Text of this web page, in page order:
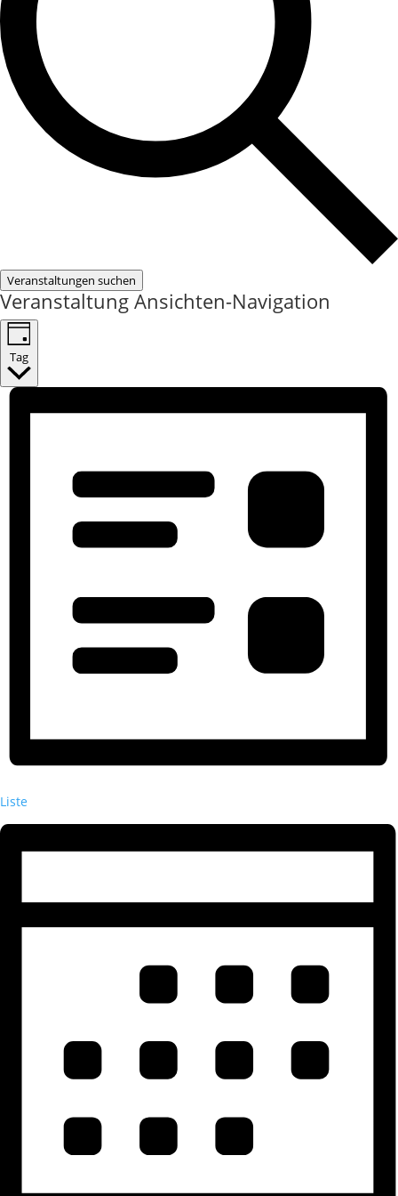
Veranstaltungen suchen
Veranstaltung Ansichten-Navigation
Tag
Liste